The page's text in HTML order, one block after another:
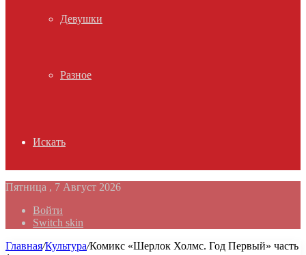
Девушки
Разное
Искать
Пятница , 7 Август 2026
Войти
Switch skin
Главная/Культура/Комикс «Шерлок Холмс. Год Первый» часть